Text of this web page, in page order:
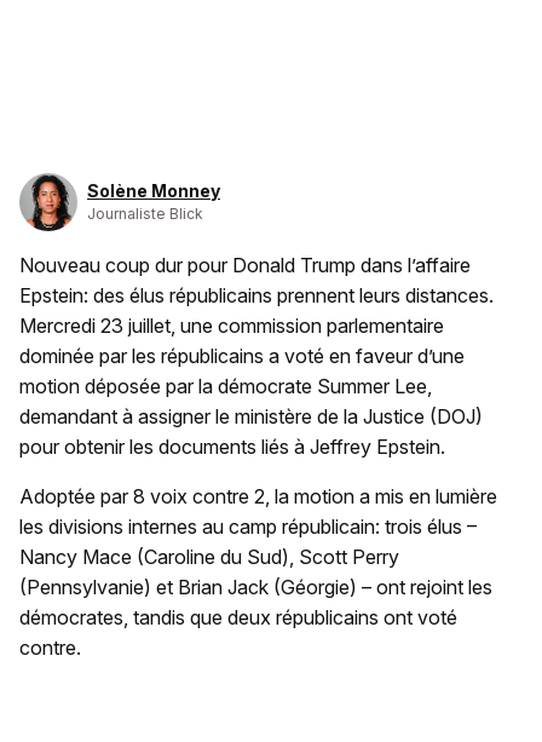
Solène Monney
Journaliste Blick
Nouveau coup dur pour Donald Trump dans l’affaire
Epstein: des élus républicains prennent leurs distances.
Mercredi 23 juillet, une commission parlementaire
dominée par les républicains a voté en faveur d’une
motion déposée par la démocrate Summer Lee,
demandant à assigner le ministère de la Justice (DOJ)
pour obtenir les documents liés à Jeffrey Epstein.
Adoptée par 8 voix contre 2, la motion a mis en lumière
les divisions internes au camp républicain: trois élus –
Nancy Mace (Caroline du Sud), Scott Perry
(Pennsylvanie) et Brian Jack (Géorgie) – ont rejoint les
démocrates, tandis que deux républicains ont voté
contre.